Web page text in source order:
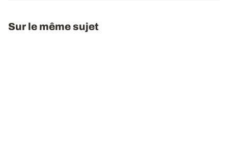
Sur le même sujet